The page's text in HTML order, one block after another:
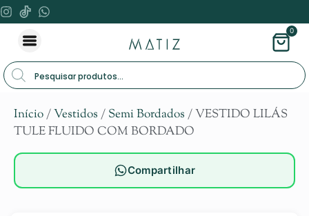
0
Início/Vestidos / Semi Bordados / VESTIDO LILÁS
TULE FLUIDO COM BORDADO
Compartilhar